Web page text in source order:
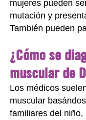
mujeres pueden
mutación y
También pueden
¿Cómo se
muscular de
Los médicos
muscular
familiares del